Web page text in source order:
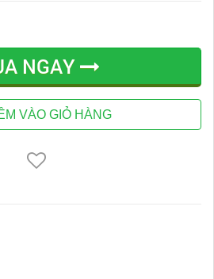
NGAY
VÀO GIỎ HÀNG